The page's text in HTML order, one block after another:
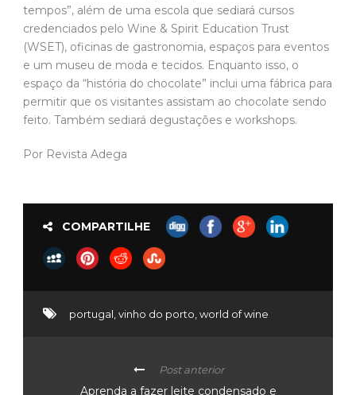
tempos”, além de uma escola que sediará cursos
credenciados pelo Wine & Spirit Education Trust
(WSET), oficinas de gastronomia, espaços para eventos
e um museu de moda e tecidos. Enquanto isso, o
espaço da “história do chocolate” inclui uma fábrica para
permitir que os visitantes assistam ao chocolate sendo
feito. Também sediará degustações e workshops.
Por Revista Adega
COMPARTILHE
portugal vinho do porto world of wine
Post anterior
Aprenda a fazer leite condensado e